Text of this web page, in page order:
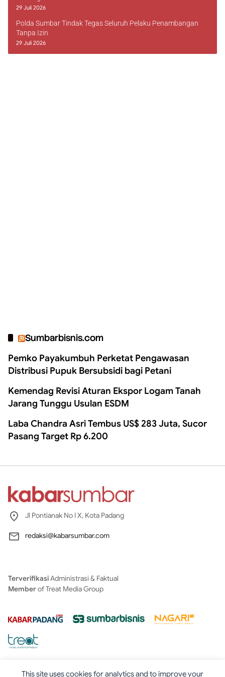
This site uses cookies for analytics and to improve your
29 Juli 2026
Polda Sumbar Tindak Tegas Seluruh Pelaku Penambangan
Tanpa Izin
29 Juli 2026
Sumbarbisnis.com
Pemko Payakumbuh Perketat Pengawasan
Distribusi Pupuk Bersubsidi bagi Petani
Kemendag Revisi Aturan Ekspor Logam Tanah
Jarang Tunggu Usulan ESDM
Laba Chandra Asri Tembus US$ 283 Juta, Sucor
Pasang Target Rp 6.200
Jl Pontianak No I X, Kota Padang
redaksi@kabarsumbar.com
TerverifikasiAdministrasi & Faktual
Memberof Treat Media Group